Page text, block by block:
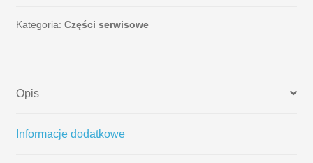
A3
Kategoria: Części serwisowe
Opis
Informacje dodatkowe